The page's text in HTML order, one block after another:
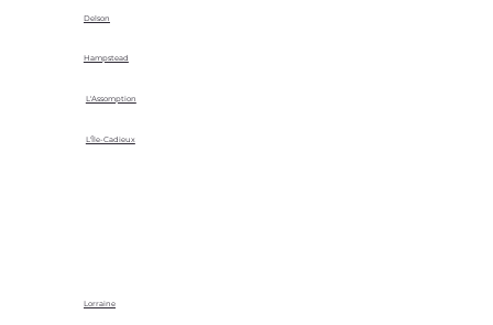
Delson
Hampstead
L'Assomption
L'Île-Cadieux
Lorraine